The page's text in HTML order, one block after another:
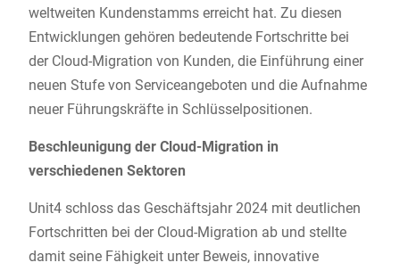
weltweiten Kundenstamms erreicht hat. Zu diesen
Entwicklungen gehören bedeutende Fortschritte bei
der Cloud-Migration von Kunden, die Einführung einer
neuen Stufe von Serviceangeboten und die Aufnahme
neuer Führungskräfte in Schlüsselpositionen.
Beschleunigung der Cloud-Migration in
verschiedenen Sektoren
Unit4 schloss das Geschäftsjahr 2024 mit deutlichen
Fortschritten bei der Cloud-Migration ab und stellte
damit seine Fähigkeit unter Beweis, innovative